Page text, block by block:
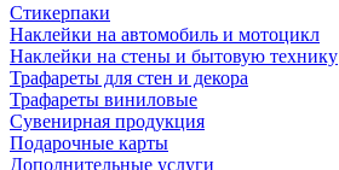
Стикерпаки
Наклейки на автомобиль и мотоцикл
Наклейки на стены и бытовую технику
Трафареты для стен и декора
Трафареты виниловые
Сувенирная продукция
Подарочные карты
Дополнительные услуги